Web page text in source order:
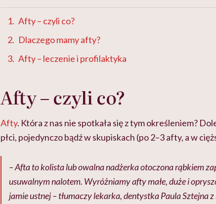
Afty – czyli co?
Dlaczego mamy afty?
Afty – leczenie i profilaktyka
Afty – czyli co?
Afty. Która z nas nie spotkała się z tym określeniem?
płci, pojedynczo bądź w skupiskach (po 2–3 afty, a w
– Afta to kolista lub owalna nadżerka otoczona rąbkiem
usuwalnym nalotem. Wyróżniamy afty małe, duże i
jamie ustnej – tłumaczy lekarka, dentystka Paula Sztejna